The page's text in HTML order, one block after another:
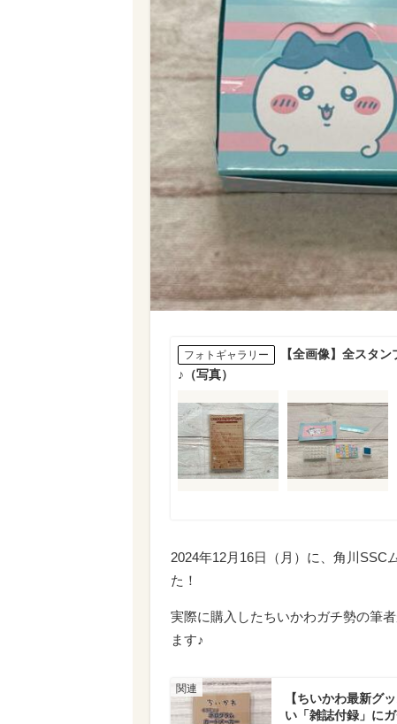
フォトギャラリー
【全画像】全スタ
♪（写真）
2024年12月16日（月）に、角川SSC
た！
実際に購入したちいかわガチ勢の筆
ます♪
【ちいかわ最新グ
い「雑誌付録」に